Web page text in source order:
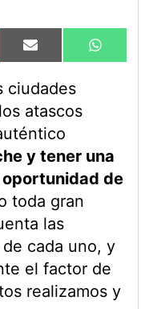
Compartir
en
Email
en
ciudades
atascos
y tener una
de
toda gran
las
cada uno, y
el factor de
realizamos y